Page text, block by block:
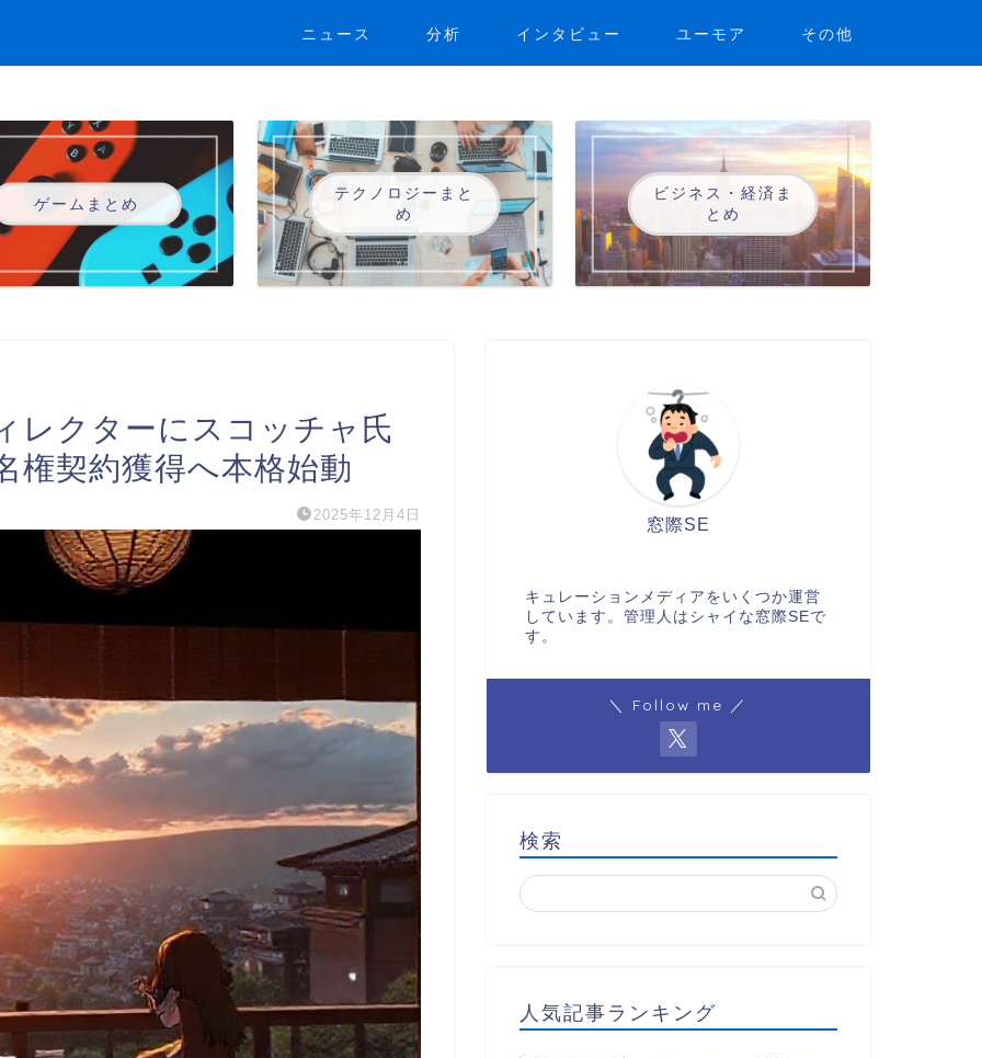
ニュース 分析 インタビュー ユーモア その他
ゲームまとめ
テクノロジーまと
め
ビジネス・経済ま
とめ
レクターにスコッチャ氏
権契約獲得へ本格始動
2025年12月4日
窓際SE
キュレーションメディアをいくつか運営
しています。管理人はシャイな窓際SEで
す。
＼ Follow me ／
検索
人気記事ランキング